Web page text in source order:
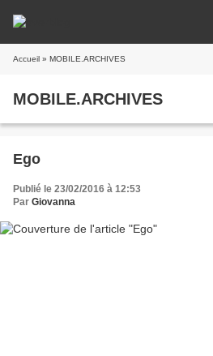
Accueil » MOBILE.ARCHIVES
MOBILE.ARCHIVES
Ego
Publié le 23/02/2016 à 12:53
Par Giovanna